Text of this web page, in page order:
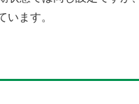
います。